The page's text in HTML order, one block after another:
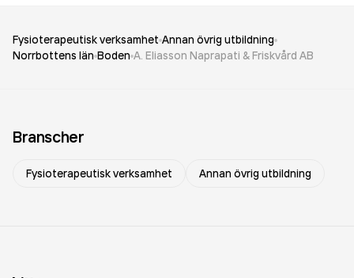
Fysioterapeutisk verksamhet Annan övrig utbildning
Norrbottens län Boden A. Eliasson Naprapati & Friskvård AB
Branscher
Fysioterapeutisk verksamhet Annan övrig utbildning